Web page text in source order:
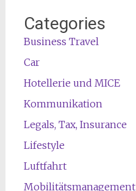
Categories
Business Travel
Car
Hotellerie und MICE
Kommunikation
Legals, Tax, Insurance
Lifestyle
Luftfahrt
Mobilitätsmanagement